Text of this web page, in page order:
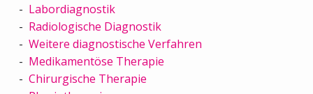
Labordiagnostik
Radiologische Diagnostik
Weitere diagnostische Verfahren
Medikamentöse Therapie
Chirurgische Therapie